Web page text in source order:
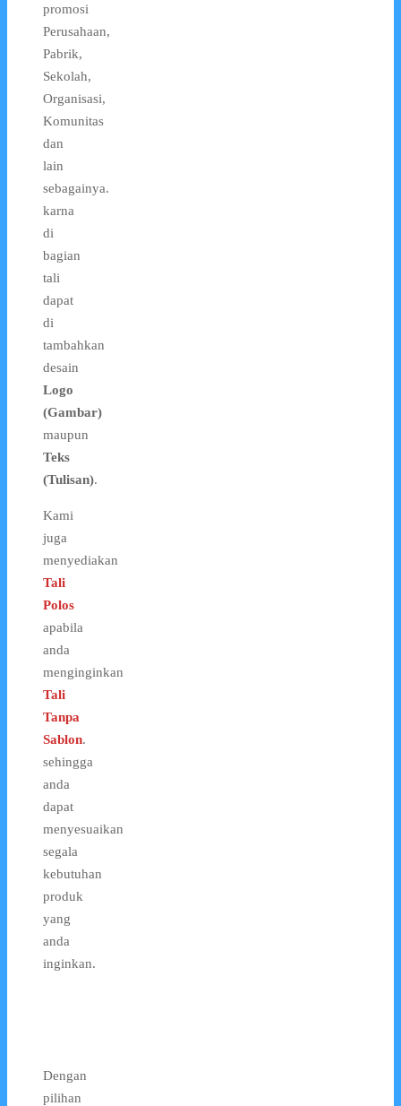
promosi
Perusahaan,
Pabrik,
Sekolah,
Organisasi,
Komunitas
dan
lain
sebagainya.
karna
di
bagian
tali
dapat
di
tambahkan
desain
Logo
(Gambar)
maupun
Teks
(Tulisan).
Kami
juga
menyediakan
Tali
Polos
apabila
anda
menginginkan
Tali
Tanpa
Sablon.
sehingga
anda
dapat
menyesuaikan
segala
kebutuhan
produk
yang
anda
inginkan.
Dengan
pilihan